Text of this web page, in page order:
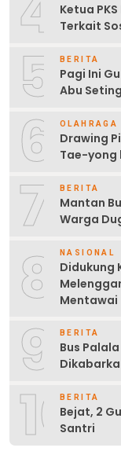
Ketua
Terkait
5 BERITA
Pagi Ini
Abu
6 OLAHRAGA
Drawing
Tae-yong
7 BERITA
Mantan
Warga
8 NASIONAL
Didukung
Mentawai
9 BERITA
Bus
10BERITA
Bejat, 2
Santri